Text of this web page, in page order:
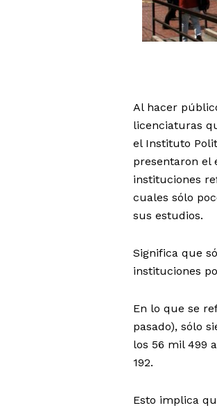
Al hacer
licenciaturas
el Instituto
presentaron el
instituciones
cuales sólo
sus estudios.
Significa que
instituciones
En lo que se
pasado), sólo
los 56 mil 499
192.
Esto implica